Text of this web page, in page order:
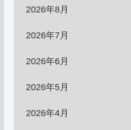
2026年8月
2026年7月
2026年6月
2026年5月
2026年4月